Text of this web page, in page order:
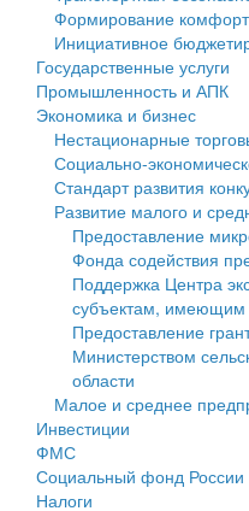
Государственные услуги
Промышленность и АПК
Экономика и бизнес
Символика
Устав
Гостям округа
Туризм
Культура
Образование
Здравоохранение
Социальная защита
Фотоальбом
муниципального округа
Администрация
Тверской области
Управление сельскими
Открытые данные
Работа с обращениями
Муниципальный
Муниципальные услуги
Проекты
Антимонопольный
Финансовое управление
Бюджет для граждан
Имущество
Выявление
объектов недвижимости
Имущественная
среднего
Информационная
среднего
Муниципальные
Формирование
Инициативное
Государственные услуги
Промышленность и АПК
Экономика и бизнес
Нестационарные
Социально-
Стандарт развития
Развитие малого и
Предоставление
Фонда содействия
Поддержка Центра
субъектам, имеющим
Предоставление
Министерством
области
Малое и среднее
Инвестиции
ФМС
Социальный фонд России
Налоги